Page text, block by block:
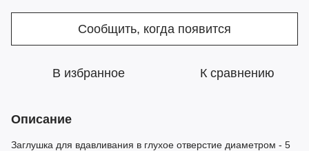
Сообщить, когда появится
В избранное К сравнению
Описание
Заглушка для вдавливания в глухое отверстие диаметром - 5